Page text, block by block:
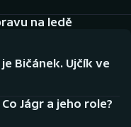
na ledě
Bičánek. Ujčík ve
Jágr a jeho role?